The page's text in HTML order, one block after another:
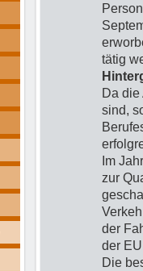
tätig
Da die
sind,
Im
zur
der
der
Die